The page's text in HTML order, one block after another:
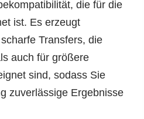
die für die
ist. Es erzeugt
Transfers, die
auch für größere
sind, sodass Sie
zuverlässige Ergebnisse